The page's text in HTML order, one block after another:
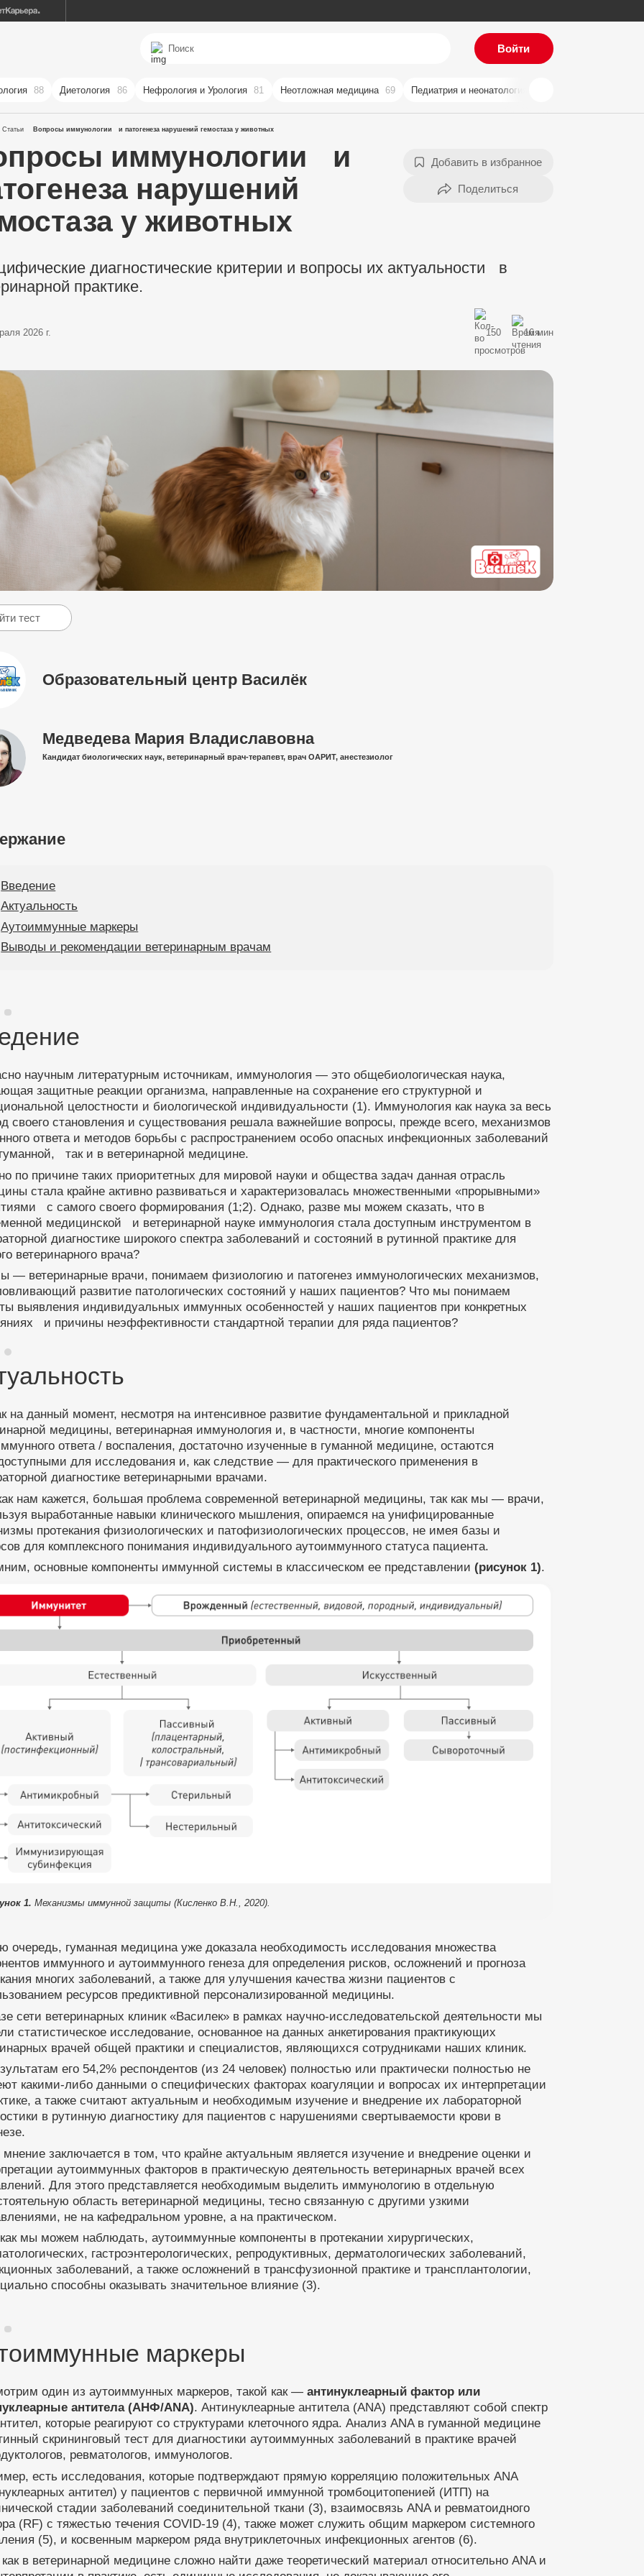
Войти
88 Диетология 86 Нефрология и Урология 81 Неотложная медицина 69 Педиатрия и неонатология
Статьи Вопросы иммунологии и патогенеза нарушений гемостаза у животных
иммунологии и
нарушений
у животных
диагностические критерии и вопросы их актуальности в
практике.
Добавить в избранное
2026 г. 150 16 мин
тест
Образовательный центр Василёк
Медведева Мария Владиславовна
Кандидат биологических наук, ветеринарный врач-терапевт, врач ОАРИТ, анестезиолог
Введение
Актуальность
Аутоиммунные маркеры
Выводы и рекомендации ветеринарным врачам
научным литературным источникам, иммунология — это общебиологическая наука,
защитные реакции организма, направленные на сохранение его структурной и
целостности и биологической индивидуальности (1). Иммунология как наука за весь
своего становления и существования решала важнейшие вопросы, прежде всего, механизмов
ответа и методов борьбы с распространением особо опасных инфекционных заболеваний
так и в ветеринарной медицине.
по причине таких приоритетных для мировой науки и общества задач данная отрасль
стала крайне активно развиваться и характеризовалась множественными «прорывными»
с самого своего формирования (1;2). Однако, разве мы можем сказать, что в
медицинской и ветеринарной науке иммунология стала доступным инструментом в
диагностике широкого спектра заболеваний и состояний в рутинной практике для
ветеринарного врача?
— ветеринарные врачи, понимаем физиологию и патогенез иммунологических механизмов,
развитие патологических состояний у наших пациентов? Что мы понимаем
выявления индивидуальных иммунных особенностей у наших пациентов при конкретных
и причины неэффективности стандартной терапии для ряда пациентов?
на данный момент, несмотря на интенсивное развитие фундаментальной и прикладной
медицины, ветеринарная иммунология и, в частности, многие компоненты
ответа / воспаления, достаточно изученные в гуманной медицине, остаются
для исследования и, как следствие — для практического применения в
диагностике ветеринарными врачами.
нам кажется, большая проблема современной ветеринарной медицины, так как мы — врачи,
выработанные навыки клинического мышления, опираемся на унифицированные
протекания физиологических и патофизиологических процессов, не имея базы и
для комплексного понимания индивидуального аутоиммунного статуса пациента.
основные компоненты иммунной системы в классическом ее представлении(рисунок 1).
1. Механизмы иммунной защиты (Кисленко В.Н., 2020).
очередь, гуманная медицина уже доказала необходимость исследования множества
иммунного и аутоиммунного генеза для определения рисков, осложнений и прогноза
многих заболеваний, а также для улучшения качества жизни пациентов с
ресурсов предиктивной персонализированной медицины.
сети ветеринарных клиник «Василек» в рамках научно-исследовательской деятельности мы
статистическое исследование, основанное на данных анкетирования практикующих
врачей общей практики и специалистов, являющихся сотрудниками наших клиник.
его 54,2% респондентов (из 24 человек) полностью или практически полностью не
какими-либо данными о специфических факторах коагуляции и вопросах их интерпретации
а также считают актуальным и необходимым изучение и внедрение их лабораторной
в рутинную диагностику для пациентов с нарушениями свертываемости крови в
заключается в том, что крайне актуальным является изучение и внедрение оценки и
аутоиммунных факторов в практическую деятельность ветеринарных врачей всех
Для этого представляется необходимым выделить иммунологию в отдельную
область ветеринарной медицины, тесно связанную с другими узкими
не на кафедральном уровне, а на практическом.
мы можем наблюдать, аутоиммунные компоненты в протекании хирургических,
гастроэнтерологических, репродуктивных, дерматологических заболеваний,
заболеваний, а также осложнений в трансфузионной практике и трансплантологии,
способны оказывать значительное влияние (3).
маркеры
один из аутоиммунных маркеров, такой как —антинуклеарный фактор или
антитела (АНФ/ANA). Антинуклеарные антитела (ANA) представляют собой спектр
которые реагируют со структурами клеточного ядра. Анализ ANA в гуманной медицине
скрининговый тест для диагностики аутоиммунных заболеваний в практике врачей
ревматологов, иммунологов.
есть исследования, которые подтверждают прямую корреляцию положительных ANA
антител) у пациентов c первичной иммунной тромбоцитопенией (ИТП) на
стадии заболеваний соединительной ткани (3), взаимосвязь ANA и ревматоидного
(RF) c тяжестью течения COVID-19 (4), также может служить общим маркером системного
(5), и косвенным маркером ряда внутриклеточных инфекционных агентов (6).
как в ветеринарной медицине сложно найти даже теоретический материал относительно ANA и